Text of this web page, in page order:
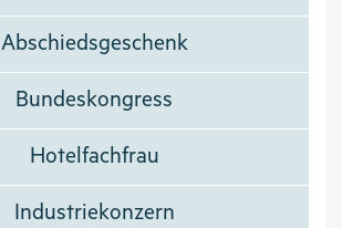
Abschiedsgeschenk
Bundeskongress
Hotelfachfrau
Industriekonzern